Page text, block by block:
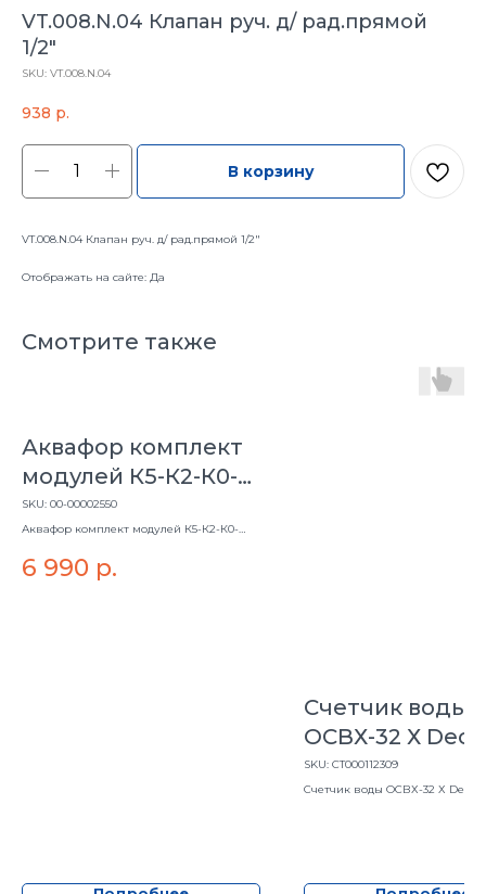
VT.008.N.04 Клапан руч. д/ рад.прямой
1/2"
SKU: VT.008.N.04
938 р.
В корзину
VT.008.N.04 Клапан руч. д/ рад.прямой 1/2"
Отображать на сайте: Да
Смотрите также
Аквафор комплект
модулей К5-К2-К0-
50S-К7М
SKU: 00-00002550
Аквафор комплект модулей К5-К2-К0-
6 990 р.
Счетчик воды
ОСВХ-32 Х
(холодн.с кмч)
SKU: СТ000112309
Счетчик воды ОСВХ-32 Х Decast